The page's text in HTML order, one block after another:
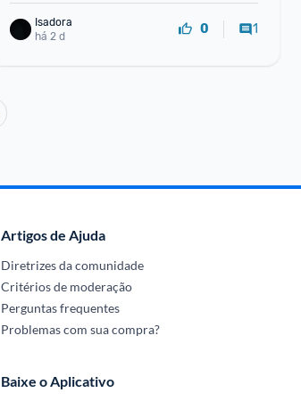
Isadora
há 2 d
0 1
Artigos de Ajuda
Diretrizes da comunidade
Critérios de moderação
Perguntas frequentes
Problemas com sua compra?
Baixe o Aplicativo